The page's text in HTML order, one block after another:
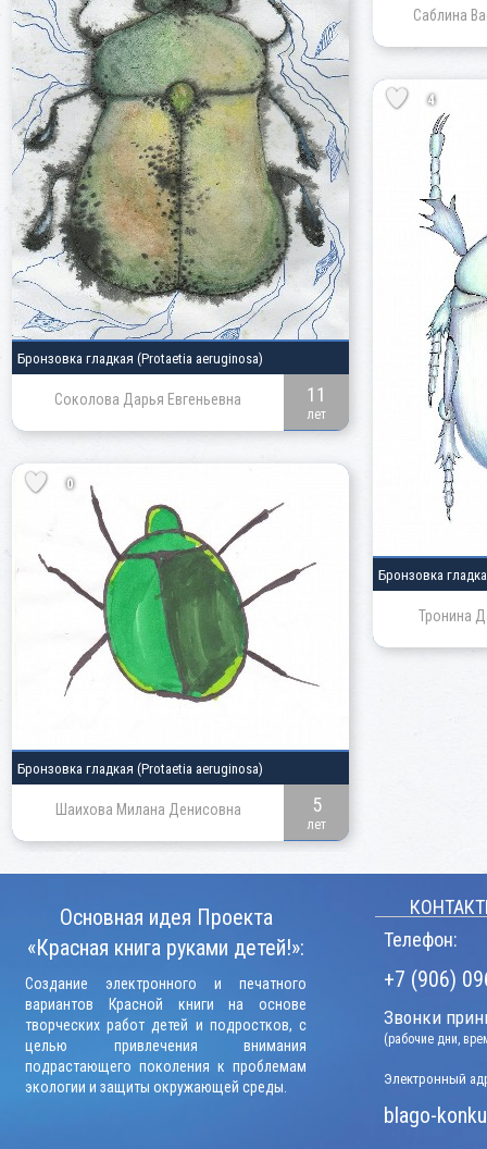
Саблина
Бронзовка гладкая (Protaetia aeruginosa)
Соколова Дарья Евгеньевна 11
лет
4
Бронзовка
Тронина
0
Бронзовка гладкая (Protaetia aeruginosa)
Шаихова Милана Денисовна 5
лет
Основная идея Проекта
«Красная книга руками детей!»:
Создание электронного и печатного
вариантов Красной книги на основе
творческих работ детей и подростков, с
целью привлечения внимания
подрастающего поколения к проблемам
экологии и защиты окружающей среды.
Телефон:
+7 (906)
Звонки
(рабочие дни,
Электронный
blago-